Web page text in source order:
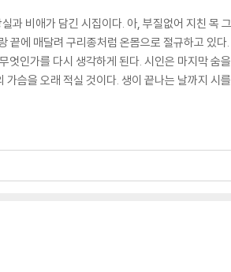
과 비애가 담긴 시집이다. 아, 부질없어 지친 목
에 매달려 구리종처럼 온몸으로 절규하고 있다
인가를 다시 생각하게 된다. 시인은 마지막 숨
슴을 오래 적실 것이다. 생이 끝나는 날까지 시